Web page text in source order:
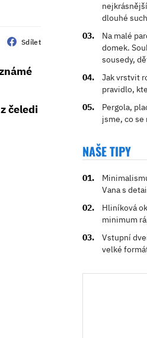
Sdílet
čeledi
dlouhé
Na malé
domek.
sousedy,
Jak vrstvit
pravidlo,
Pergola,
jsme, co
NAŠE TIPY
Vana s
Hliníková
minimum
Vstupní
velké